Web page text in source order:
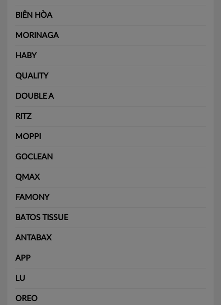
BIÊN HÒA
MORINAGA
HABY
QUALITY
DOUBLE A
RITZ
MOPPI
GOCLEAN
QMAX
FAMONY
BATOS TISSUE
ANTABAX
APP
LU
OREO